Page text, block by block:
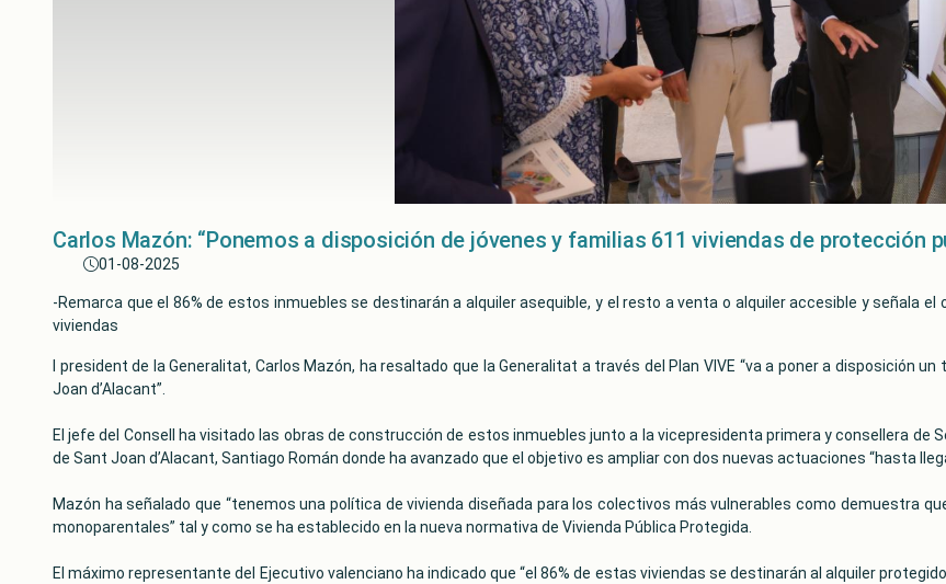
Carlos Mazón: “Ponemos a disposición de jóvenes y familias 611 viviendas de protección
01-08-2025
-Remarca que el 86% de estos inmuebles se destinarán a alquiler asequible, y el resto a venta o alquiler accesible y señala
viviendas
l president de la Generalitat, Carlos Mazón, ha resaltado que la Generalitat a través del Plan VIVE “va a poner a disposición
Joan d’Alacant”.
El jefe del Consell ha visitado las obras de construcción de estos inmuebles junto a la vicepresidenta primera y consellera de
de Sant Joan d’Alacant, Santiago Román donde ha avanzado que el objetivo es ampliar con dos nuevas actuaciones “hasta
Mazón ha señalado que “tenemos una política de vivienda diseñada para los colectivos más vulnerables como demuestra
monoparentales” tal y como se ha establecido en la nueva normativa de Vivienda Pública Protegida.
El máximo representante del Ejecutivo valenciano ha indicado que “el 86% de estas viviendas se destinarán al alquiler